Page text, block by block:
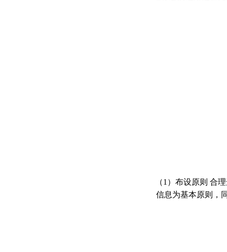
（1）布设原则 合
信息为基本原则，